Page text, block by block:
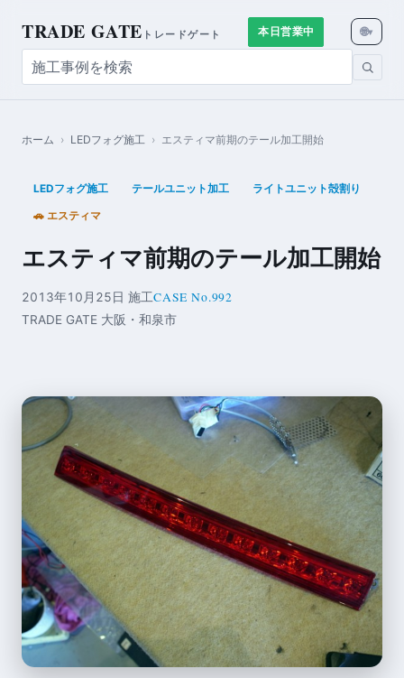
TRADE GATE トレードゲート 本日営業中 🌐▾
ホーム › LEDフォグ施工 › エスティマ前期のテール加工開始
LEDフォグ施工 テールユニット加工 ライトユニット殻割り
🚗 エスティマ
エスティマ前期のテール加工開始
2013年10月25日 施工CASE No.992
TRADE GATE 大阪・和泉市